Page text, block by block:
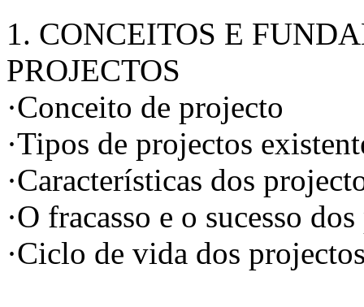
1. CONCEITOS E
PROJECTOS
·Conceito de projecto
·Tipos de projectos
·Características dos
·O fracasso e o sucesso
·Ciclo de vida dos